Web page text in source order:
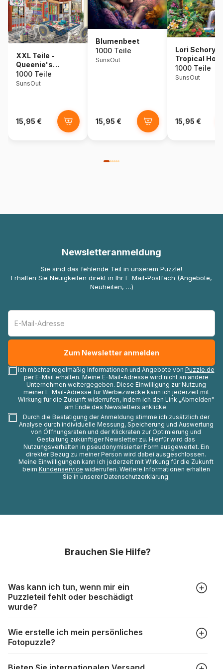
XXL Teile -
Queenie's
Quiltery
1000 Teile
SunsOut
15,95 €
Blumenbeet
1000 Teile
SunsOut
15,95 €
Lori Schory -
Tropical
1000 Teile
SunsOut
15,95 €
Newsletteranmeldung
Sie sind das fehlende Teil in unserem Puzzle!
Erhalten Sie Neuigkeiten direkt in Ihr E-Mail-Postfach (Angebote,
Neuheiten, …)
Ich möchte regelmäßig Informationen und Angebote von Puzzle.de
per E-Mail erhalten. Meine E-Mail-Adresse wird nicht an andere
Unternehmen weitergegeben. Diese Einwilligung zur Nutzung
meiner E-Mail-Adresse für Werbezwecke kann ich jederzeit mit
Wirkung für die Zukunft widerrufen, indem ich den Link „Abmelden"
am Ende des Newsletters anklicke.
Durch die Bestätigung der Anmeldung stimme ich zusätzlich der
Analyse durch individuelle Messung, Speicherung und Auswertung
von Öffnungsraten und der Klickraten zur Optimierung und
Gestaltung zukünftiger Newsletter zu. Hierfür wird das
Nutzungsverhalten in pseudonymisierter Form ausgewertet. Ein
direkter Bezug zu meiner Person wird dabei ausgeschlossen.
Meine Einwilligungen kann ich jederzeit mit Wirkung für die Zukunft
beim Kundenservice widerrufen. Weitere Informationen erhalten
Sie in unserer Datenschutzerklärung.
Brauchen Sie Hilfe?
Was kann ich tun, wenn mir ein
Puzzleteil fehlt oder beschädigt
wurde?
aber trotzdem kann es vorkommen, dass Teile beschädigt
werden oder verloren gehen. Mit solchen Fällen gehen
https://www.puzzle.de/puzzleteile-fehlen.html
Wie erstelle ich mein persönliches
Fotopuzzle?